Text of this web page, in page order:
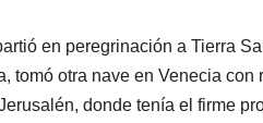
en peregrinación a Tierra
tomó otra nave en Venecia
donde tenía el firme